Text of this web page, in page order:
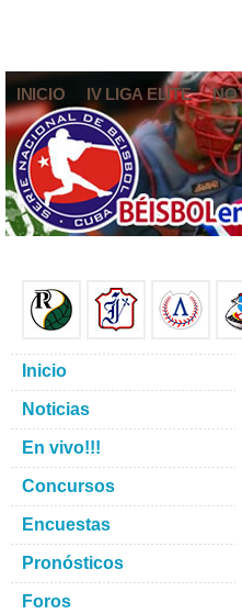
INICIO IV LIGA ELITE
Inicio
Noticias
En vivo!!!
Concursos
Encuestas
Pronósticos
Foros